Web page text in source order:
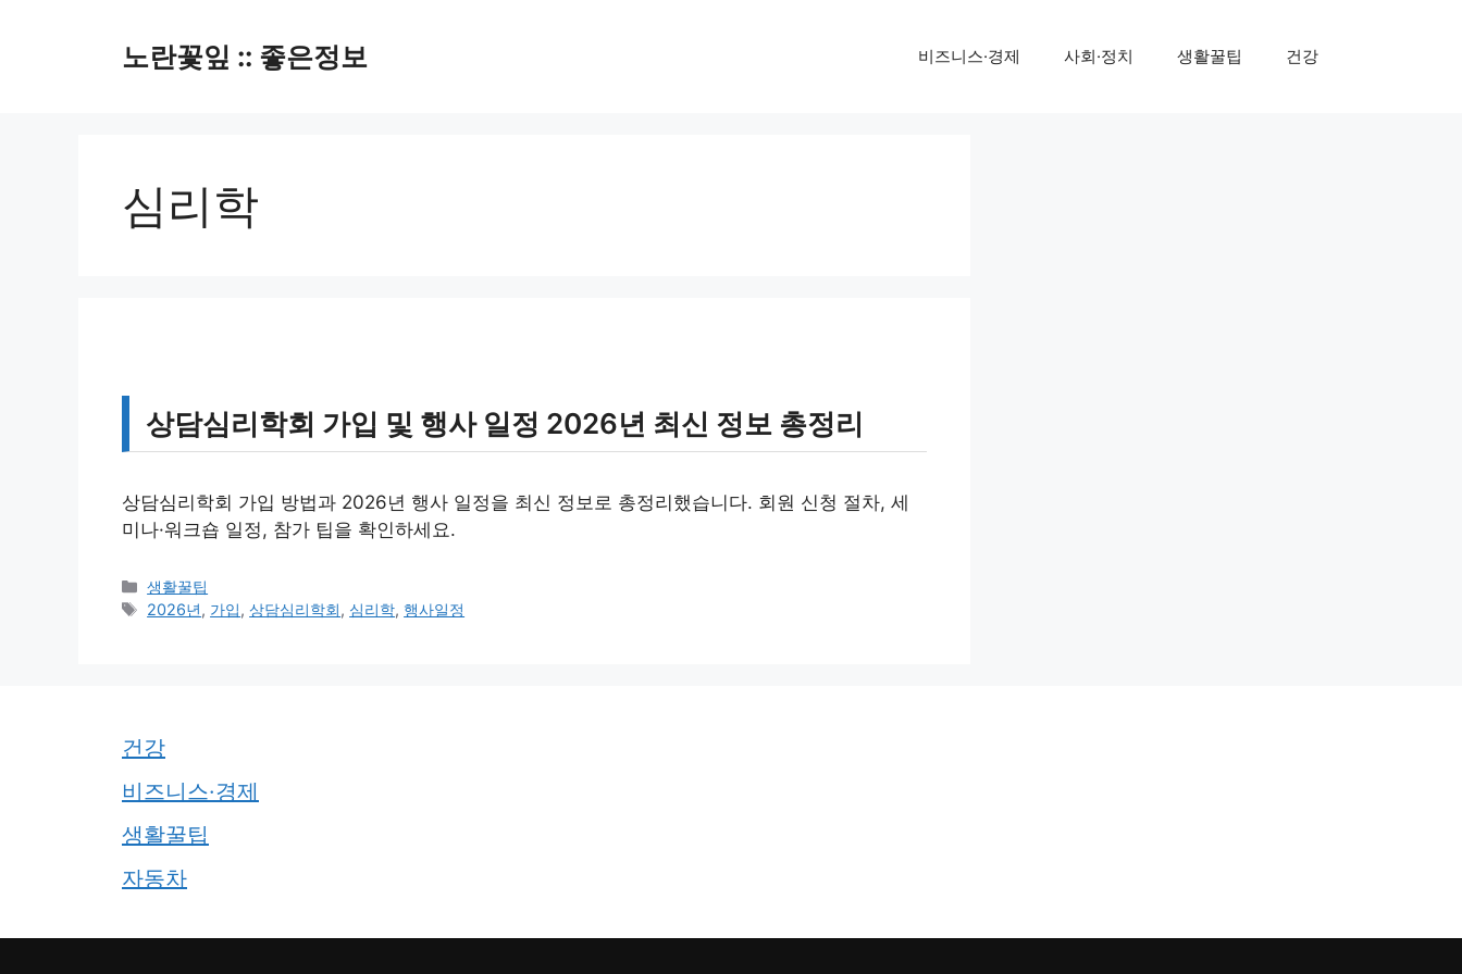
노란꽃잎 :: 좋은정보 비즈니스·경제 사회·정치 생활꿀팁 건강
심리학
상담심리학회 가입 및 행사 일정 2026년 최신 정보 총정리
상담심리학회 가입 방법과 2026년 행사 일정을 최신 정보로 총정리했습니다. 회원 신청 절차, 세
미나·워크숍 일정, 참가 팁을 확인하세요.
카
테
생활꿀팁
태
2026년, 가입,상담심리학회, 심리학, 행사일정
건강
비즈니스·경제
생활꿀팁
자동차